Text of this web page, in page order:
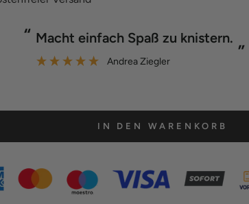
“ Der Grill funktioniert wirklich prima.
Ralf Klemke
IN DEN WARENKORB